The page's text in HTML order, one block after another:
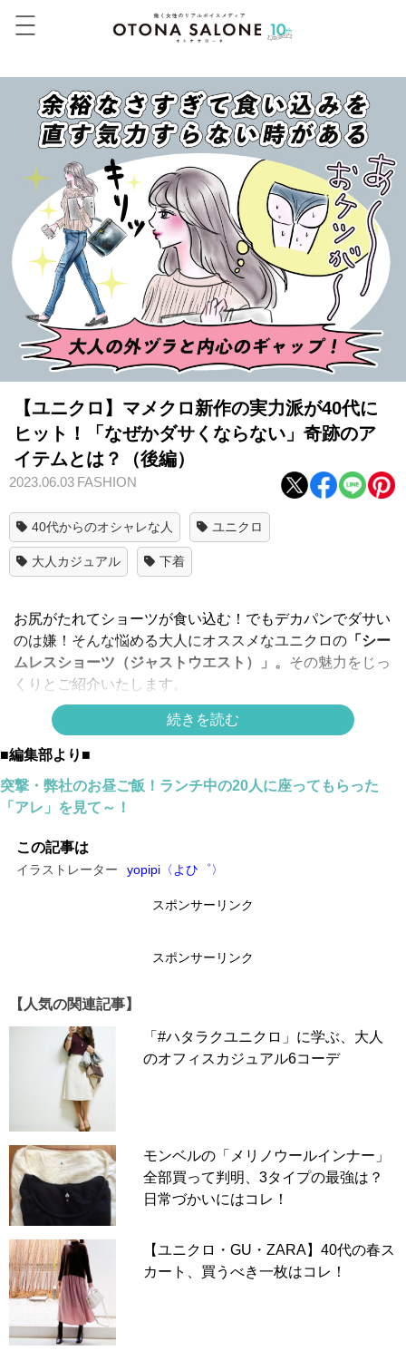
【ユニクロ】マメクロ新作の実力派が40代に
ヒット！「なぜかダサくならない」奇跡のア
イテムとは？（後編）
2023.06.03 FASHION
40代からのオシャレな人 ユニクロ
大人カジュアル 下着
お尻がたれてショーツが食い込む！でもデカパンでダサい
のは嫌！そんな悩める大人にオススメなユニクロの 「シー
ムレスショーツ（ジャストウエスト）」。 その魅力をじっ
くりとご紹介いたします。
＜＜【前のページ】アラフォーを地味に悩ませる「パンツ
食い込み」問題とは？
この安心感、もう手放せない！
毎シーズン人気のマメクロゴウチとUNIQLOのコラボシリ
ーズの新作が発売された途端、これは絶対に手に入れてや
る…！と狙っていたのがこのショーツ。サイズによっては
あっという間に売り切れそうだな〜と懸念していたので、
発売早々店頭にダッシュしてゲットしました。
早速履いてみてびっくり。
続きを読む
■編集部より■
突撃・弊社のお昼ご飯！ランチ中の20人に座ってもらった
「アレ」を見て～！
この記事は
イラストレーター yopipi〈よひ゜〉
スポンサーリンク
スポンサーリンク
【人気の関連記事】
「#ハタラクユニクロ」に学ぶ、大人
のオフィスカジュアル6コーデ
モンベルの「メリノウールインナー」
全部買って判明、3タイプの最強は？
日常づかいにはコレ！
【ユニクロ・GU・ZARA】40代の春ス
カート、買うべき一枚はコレ！